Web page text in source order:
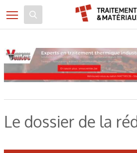
Toggle navigation
Le dossier de la
Panneau de gestion des cookies